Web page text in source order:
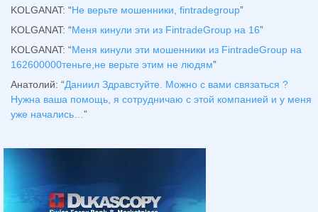
KOLGANAT: “Не верьте мошенники, fintradegroup”
KOLGANAT: “Меня кинули эти из FintradeGroup на 16”
KOLGANAT: “Меня кинули эти мошенники из FintradeGroup на
162600000теньге,не верьте этим не людям”
Анатолий: “Даниил Здравстуйте. Можно с вами связаться ?
Нужна ваша помощь, я сотрудничаю с этой компанией и у меня
уже начались…”